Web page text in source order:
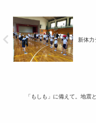
新体力
「もしも」に備えて。地震